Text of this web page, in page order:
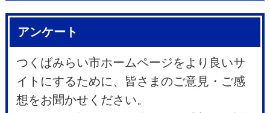
アンケート
つくばみらい市ホームページをより良いサ
イトにするために、皆さまのご意見・ご感
想をお聞かせください。